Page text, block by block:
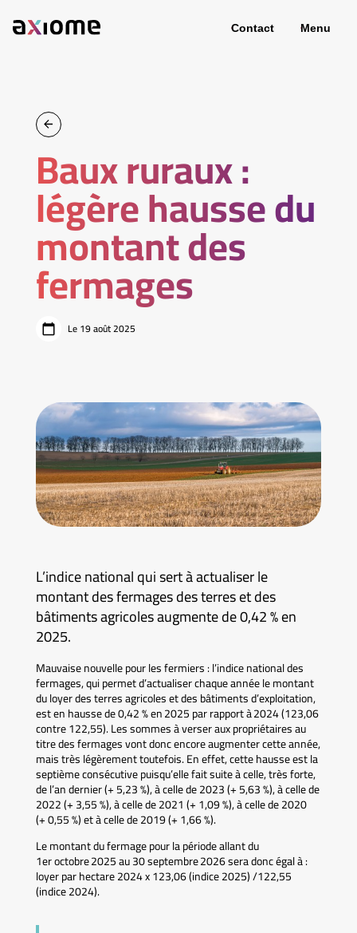
Contact Menu
Baux ruraux :
légère hausse du
montant des
fermages
Le 19 août 2025
L’indice national qui sert à actualiser le
montant des fermages des terres et des
bâtiments agricoles augmente de 0,42 % en
2025.
Mauvaise nouvelle pour les fermiers : l’indice national des
fermages, qui permet d’actualiser chaque année le montant
du loyer des terres agricoles et des bâtiments d’exploitation,
est en hausse de 0,42 % en 2025 par rapport à 2024 (123,06
contre 122,55). Les sommes à verser aux propriétaires au
titre des fermages vont donc encore augmenter cette année,
mais très légèrement toutefois. En effet, cette hausse est la
septième consécutive puisqu’elle fait suite à celle, très forte,
de l’an dernier (+ 5,23 %), à celle de 2023 (+ 5,63 %), à celle de
2022 (+ 3,55 %), à celle de 2021 (+ 1,09 %), à celle de 2020
(+ 0,55 %) et à celle de 2019 (+ 1,66 %).
Le montant du fermage pour la période allant du
1er octobre 2025 au 30 septembre 2026 sera donc égal à :
loyer par hectare 2024 x 123,06 (indice 2025) /122,55
(indice 2024).